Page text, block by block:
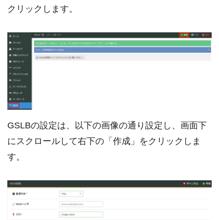
クリックします。
GSLBの設定は、以下の画像の通り設定し、画面下
にスクロールして右下の「作成」をクリックしま
す。